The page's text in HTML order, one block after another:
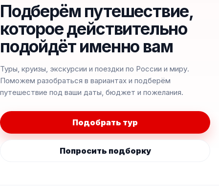
Подберём путешествие,
которое действительно
подойдёт именно вам
Туры, круизы, экскурсии и поездки по России и миру.
Поможем разобраться в вариантах и подберём
путешествие под ваши даты, бюджет и пожелания.
Подобрать тур
Попросить подборку